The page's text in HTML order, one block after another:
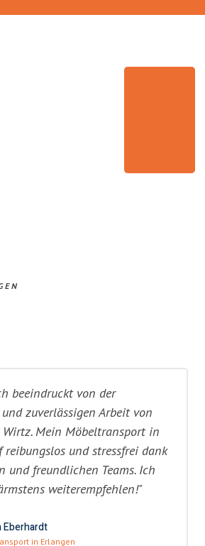
beeindruckt von der
zuverlässigen Arbeit von
Wirtz. Mein Möbeltransport in
und stressfrei dank
und freundlichen Teams. Ich
weiterempfehlen!"
Eberhardt
in Erlangen